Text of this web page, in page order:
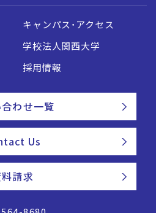
キャンパス・アクセス
学校法人関西大学
採用情報
わせ一覧
Us
請求